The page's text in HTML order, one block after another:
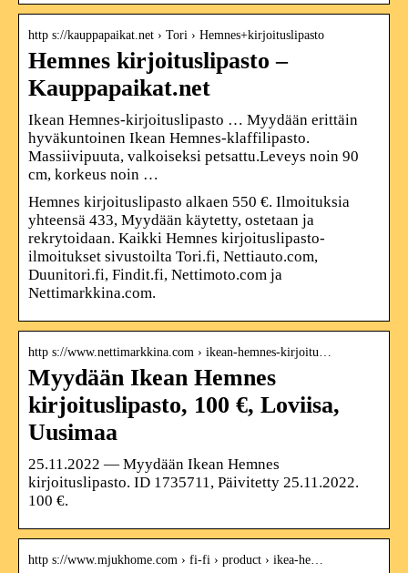
http s://kauppapaikat.net › Tori › Hemnes+kirjoituslipasto
Hemnes kirjoituslipasto –
Kauppapaikat.net
Ikean Hemnes-kirjoituslipasto … Myydään erittäin
hyväkuntoinen Ikean Hemnes-klaffilipasto.
Massiivipuuta, valkoiseksi petsattu.Leveys noin 90
cm, korkeus noin …
Hemnes kirjoituslipasto alkaen 550 €. Ilmoituksia
yhteensä 433, Myydään käytetty, ostetaan ja
rekrytoidaan. Kaikki Hemnes kirjoituslipasto-
ilmoitukset sivustoilta Tori.fi, Nettiauto.com,
Duunitori.fi, Findit.fi, Nettimoto.com ja
Nettimarkkina.com.
http s://www.nettimarkkina.com › ikean-hemnes-kirjoitu…
Myydään Ikean Hemnes
kirjoituslipasto, 100 €, Loviisa,
Uusimaa
25.11.2022 — Myydään Ikean Hemnes
kirjoituslipasto. ID 1735711, Päivitetty 25.11.2022.
100 €.
http s://www.mjukhome.com › fi-fi › product › ikea-he…